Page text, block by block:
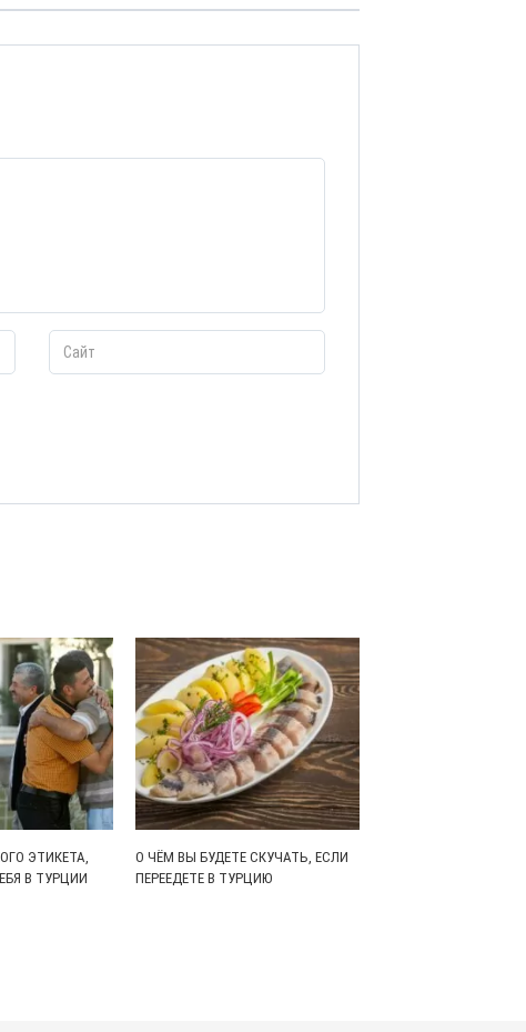
ЭТИКЕТА,
В ТУРЦИИ
О ЧЁМ ВЫ БУДЕТЕ СКУЧАТЬ, ЕСЛИ
ПЕРЕЕДЕТЕ В ТУРЦИЮ